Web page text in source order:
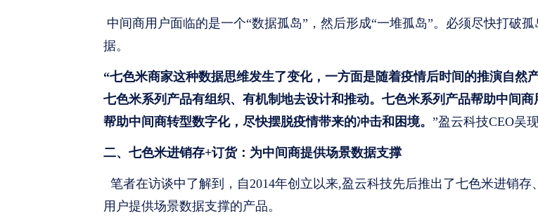
中间商用户面临的是一个“数据孤岛”，然后形成“一堆孤岛”。必须尽快打破
据。
“七色米商家这种数据思维发生了变化，一方面是随着疫情后时间的推演自然
七色米系列产品有组织、有机制地去设计和推动。七色米系列产品帮助中间
帮助中间商转型数字化，尽快摆脱疫情带来的冲击和困境。 ”盈云科技CEO吴
二、七色米进销存+订货：为中间商提供场景数据支撑
笔者在访谈中了解到，自2014年创立以来,盈云科技先后推出了七色米进销
用户提供场景数据支撑的产品。